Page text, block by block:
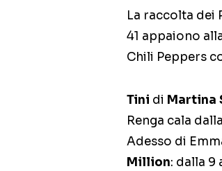
La raccolta dei
41 appaiono
Chili Peppers
Tini di Martina
Renga cala
Adesso di
Million: dalla 9